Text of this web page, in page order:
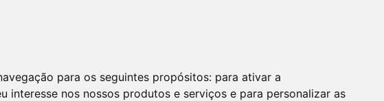
para os seguintes propósitos: para ativar a
interesse nos nossos produtos e serviços e para personalizar as